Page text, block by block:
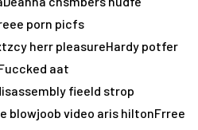
porn picfs
herr pleasureHardy potfer
aat
fieeld strop
blowjoob video aris hiltonFrree